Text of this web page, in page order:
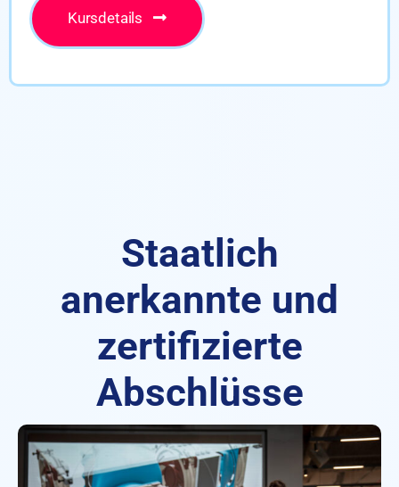
Kursdetails
Staatlich
anerkannte und
zertifizierte
Abschlüsse